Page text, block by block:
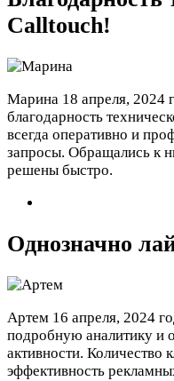
Calltouch!
Марина 18 апреля, 2024
благодарность
всегда оперативно и
запросы. Обращались к
решены быстро.
Однозначно
Артем 16 апреля, 2024
подробную аналитику и
активности. Количество
эффективность